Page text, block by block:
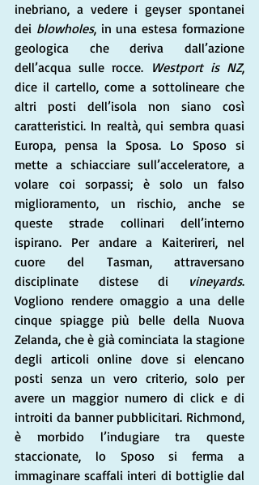
inebriano, a vedere i geyser spontanei
dei blowholes, in una estesa formazione
geologica che deriva dall’azione
dell’acqua sulle rocce. Westport is NZ,
dice il cartello, come a sottolineare che
altri posti dell’isola non siano così
caratteristici. In realtà, qui sembra quasi
Europa, pensa la Sposa. Lo Sposo si
mette a schiacciare sull’acceleratore, a
volare coi sorpassi; è solo un falso
miglioramento, un rischio, anche se
queste strade collinari dell’interno
ispirano. Per andare a Kaiterireri, nel
cuore del Tasman, attraversano
disciplinate distese di vineyards.
Vogliono rendere omaggio a una delle
cinque spiagge più belle della Nuova
Zelanda, che è già cominciata la stagione
degli articoli online dove si elencano
posti senza un vero criterio, solo per
avere un maggior numero di click e di
introiti da banner pubblicitari. Richmond,
è morbido l’indugiare tra queste
staccionate, lo Sposo si ferma a
immaginare scaffali interi di bottiglie dal